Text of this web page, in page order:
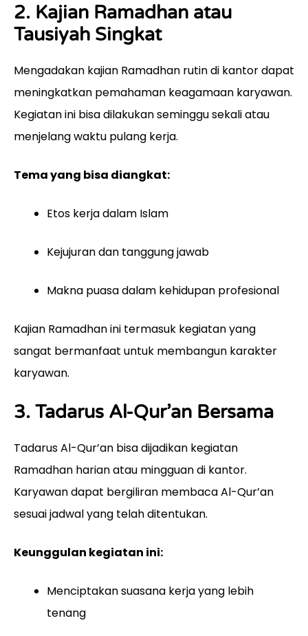
2. Kajian Ramadhan atau
Tausiyah Singkat
Mengadakan kajian Ramadhan rutin di kantor dapat
meningkatkan pemahaman keagamaan karyawan.
Kegiatan ini bisa dilakukan seminggu sekali atau
menjelang waktu pulang kerja.
Tema yang bisa diangkat:
Etos kerja dalam Islam
Kejujuran dan tanggung jawab
Makna puasa dalam kehidupan profesional
Kajian Ramadhan ini termasuk kegiatan yang
sangat bermanfaat untuk membangun karakter
karyawan.
3. Tadarus Al-Qur’an Bersama
Tadarus Al-Qur’an bisa dijadikan kegiatan
Ramadhan harian atau mingguan di kantor.
Karyawan dapat bergiliran membaca Al-Qur’an
sesuai jadwal yang telah ditentukan.
Keunggulan kegiatan ini:
Menciptakan suasana kerja yang lebih
tenang